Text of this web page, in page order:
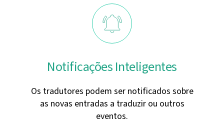
Notificações Inteligentes
Os tradutores podem ser notificados sobre
as novas entradas a traduzir ou outros
eventos.